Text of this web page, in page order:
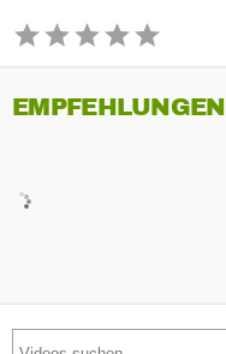
EMPFEHLUNGEN